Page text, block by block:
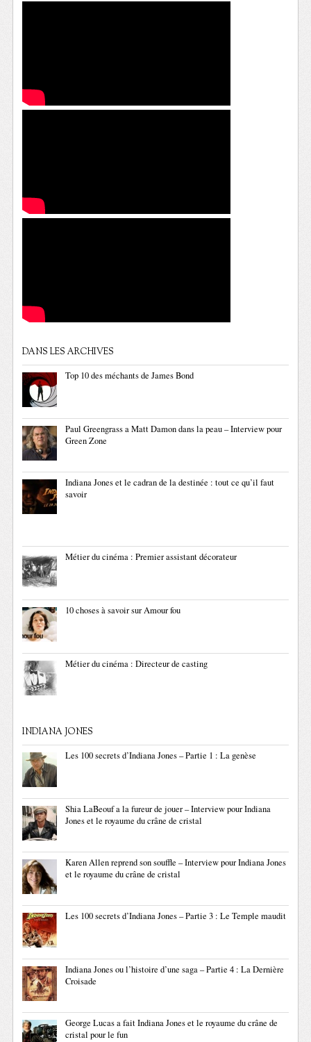
DANS LES ARCHIVES
Top 10 des méchants de James Bond
Paul Greengrass a Matt Damon dans la peau – Interview pour
Green Zone
Indiana Jones et le cadran de la destinée : tout ce qu’il faut
savoir
Métier du cinéma : Premier assistant décorateur
10 choses à savoir sur Amour fou
Métier du cinéma : Directeur de casting
INDIANA JONES
Les 100 secrets d’Indiana Jones – Partie 1 : La genèse
Shia LaBeouf a la fureur de jouer – Interview pour Indiana
Jones et le royaume du crâne de cristal
Karen Allen reprend son souffle – Interview pour Indiana Jones
et le royaume du crâne de cristal
Les 100 secrets d’Indiana Jones – Partie 3 : Le Temple maudit
Indiana Jones ou l’histoire d’une saga – Partie 4 : La Dernière
Croisade
George Lucas a fait Indiana Jones et le royaume du crâne de
cristal pour le fun